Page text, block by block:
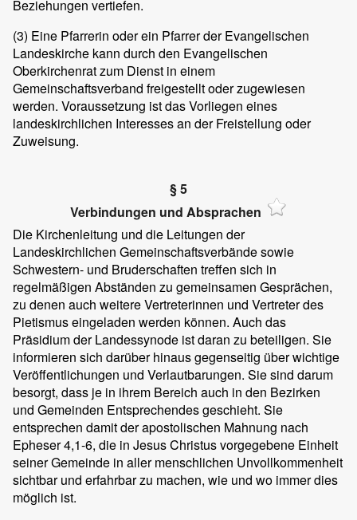
Beziehungen vertiefen.
(3) Eine Pfarrerin oder ein Pfarrer der Evangelischen
Landeskirche kann durch den Evangelischen
Oberkirchenrat zum Dienst in einem
Gemeinschaftsverband freigestellt oder zugewiesen
werden. Voraussetzung ist das Vorliegen eines
landeskirchlichen Interesses an der Freistellung oder
Zuweisung.
§ 5
Verbindungen und Absprachen
Die Kirchenleitung und die Leitungen der
Landeskirchlichen Gemeinschaftsverbände sowie
Schwestern- und Bruderschaften treffen sich in
regelmäßigen Abständen zu gemeinsamen Gesprächen,
zu denen auch weitere Vertreterinnen und Vertreter des
Pietismus eingeladen werden können. Auch das
Präsidium der Landessynode ist daran zu beteiligen. Sie
informieren sich darüber hinaus gegenseitig über wichtige
Veröffentlichungen und Verlautbarungen. Sie sind darum
besorgt, dass je in ihrem Bereich auch in den Bezirken
und Gemeinden Entsprechendes geschieht. Sie
entsprechen damit der apostolischen Mahnung nach
Epheser 4,1-6, die in Jesus Christus vorgegebene Einheit
seiner Gemeinde in aller menschlichen Unvollkommenheit
sichtbar und erfahrbar zu machen, wie und wo immer dies
möglich ist.